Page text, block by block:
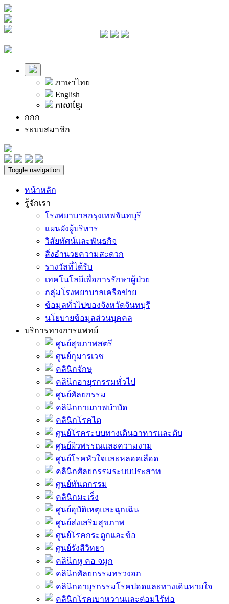
ภาษาไทย
English
ភាសាខ្មែរ
กกก
ระบบสมาชิก
Toggle navigation
หน้าหลัก
รู้จักเรา
โรงพยาบาลกรุงเทพจันทบุรี
แผนผังผู้บริหาร
วิสัยทัศน์และพันธกิจ
สิ่งอำนวยความสะดวก
รางวัลที่ได้รับ
เทคโนโลยีเพื่อการรักษาผู้ป่วย
กลุ่มโรงพยาบาลเครือข่าย
ข้อมูลทั่วไปของจังหวัดจันทบุรี
นโยบายข้อมูลส่วนบุคคล
บริการทางการแพทย์
ศูนย์สุขภาพสตรี
ศูนย์กุมารเวช
คลินิกจักษุ
คลินิกอายุรกรรมทั่วไป
ศูนย์ศัลยกรรม
คลินิกกายภาพบำบัด
คลินิกโรคไต
ศูนย์โรคระบบทางเดินอาหารและตับ
ศูนย์ผิวพรรณและความงาม
ศูนย์โรคหัวใจและหลอดเลือด
คลินิกศัลยกรรมระบบประสาท
ศูนย์ทันตกรรม
คลินิกมะเร็ง
ศูนย์อุบัติเหตุและฉุกเฉิน
ศูนย์ส่งเสริมสุขภาพ
ศูนย์โรคกระดูกและข้อ
ศูนย์รังสีวิทยา
คลินิกหู คอ จมูก
คลินิกศัลยกรรมทรวงอก
คลินิกอายุรกรรมโรคปอดและทางเดินหายใจ
คลินิกโรคเบาหวานและต่อมไร้ท่อ